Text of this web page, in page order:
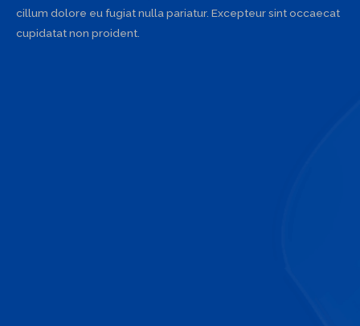
cillum dolore eu fugiat nulla pariatur. Excepteur sint occaecat
cupidatat non proident.